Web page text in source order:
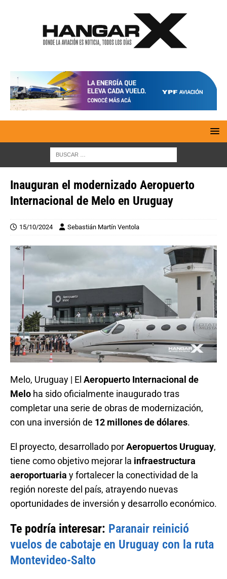
Inauguran el modernizado Aeropuerto
Internacional de Melo en Uruguay
15/10/2024 Sebastián Martín Ventola
Melo, Uruguay | El Aeropuerto Internacional de
Melo ha sido oficialmente inaugurado tras
completar una serie de obras de modernización,
con una inversión de 12 millones de dólares.
El proyecto, desarrollado porAeropuertos Uruguay,
tiene como objetivo mejorar la infraestructura
aeroportuaria y fortalecer la conectividad de la
región noreste del país, atrayendo nuevas
oportunidades de inversión y desarrollo económico.
Te podría interesar: Paranair reinició
vuelos de cabotaje en Uruguay con la ruta
Montevideo-Salto